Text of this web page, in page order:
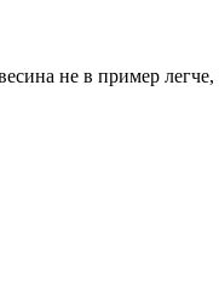
не в пример легче,